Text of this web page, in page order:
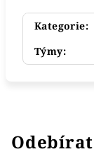
Kategorie:
Týmy: